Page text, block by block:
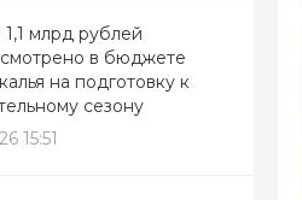
1,1 млрд рублей
в бюджете
на подготовку к
сезону
15:51